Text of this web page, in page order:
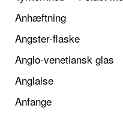
Anhæftning
Angster-flaske
Anglo-venetiansk glas
Anglaise
Anfange